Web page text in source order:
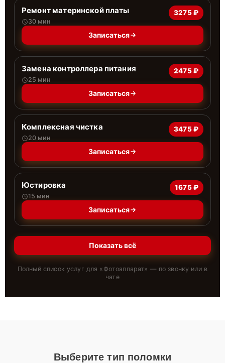
Ремонт материнской платы
30 мин
3275 ₽
Записаться
Замена контроллера питания
25 мин
2475 ₽
Записаться
Комплексная чистка
20 мин
3475 ₽
Записаться
Юстировка
15 мин
1675 ₽
Записаться
Показать всё
Полный список услуг для « Фотоаппарат» — по звонку или в
чате
Выберите тип поломки